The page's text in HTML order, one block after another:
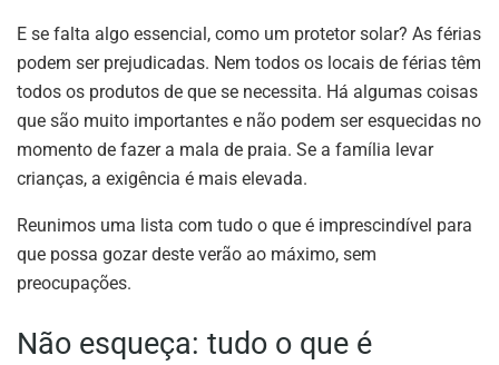
E se falta algo essencial, como um protetor solar? As férias
podem ser prejudicadas. Nem todos os locais de férias têm
todos os produtos de que se necessita. Há algumas coisas
que são muito importantes e não podem ser esquecidas no
momento de fazer a mala de praia. Se a família levar
crianças, a exigência é mais elevada.
Reunimos uma lista com tudo o que é imprescindível para
que possa gozar deste verão ao máximo, sem
preocupações.
Não esqueça: tudo o que é